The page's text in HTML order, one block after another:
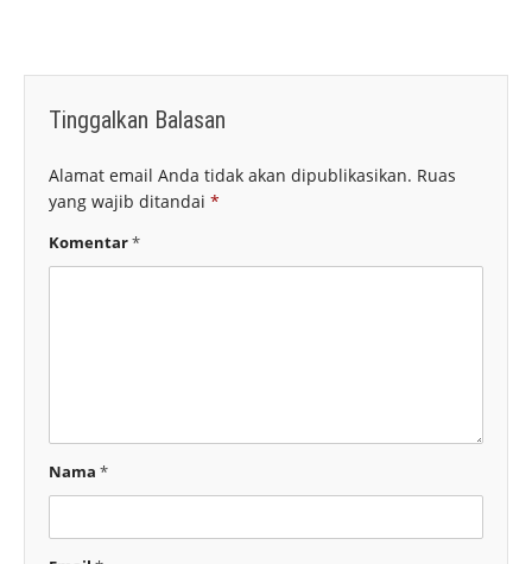
Tinggalkan Balasan
Alamat email Anda tidak akan dipublikasikan. Ruas
yang wajib ditandai *
Komentar*
Nama *